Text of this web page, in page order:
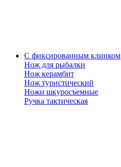
С фиксированным клинком
Нож для рыбалки
Нож керамбит
Нож туристический
Ножи шкуросъемные
Ручка тактическая